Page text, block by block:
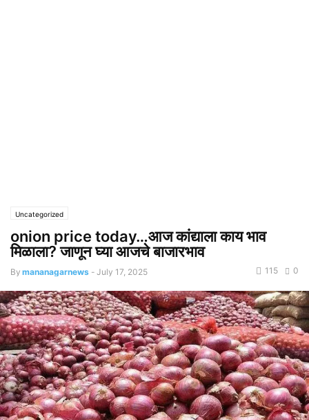
Uncategorized
onion price today…आज कांद्याला काय भाव
मिळाला? जाणून घ्या आजचे बाजारभाव
By mananagarnews - July 17, 2025 0
115